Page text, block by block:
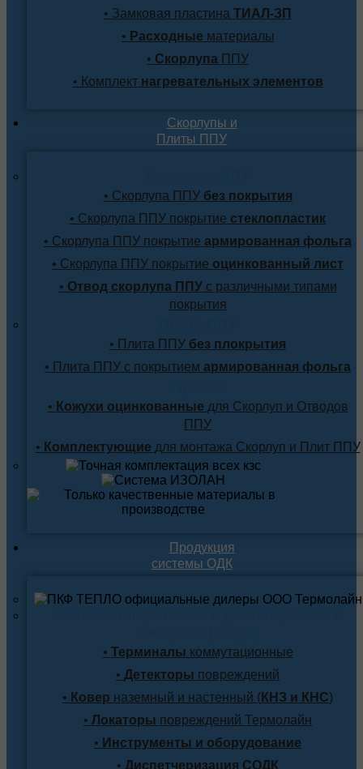
• Замковая пластина ТИАЛ-ЗП
• Расходные материалы
• Скорлупа ППУ
• Комплектнагревательных элементов
Скорлупы и
Плиты ППУ
• Скорлупа ППУбез покрытия
• Скорлупа ППУ покрытие стеклопластик
• Скорлупа ППУ покрытие армированная фольга
• Скорлупа ППУ покрытие оцинкованный лист
• Отвод скорлупа ППУс различными типами
покрытия
• Плита ППУ без плокрытия
• Плита ППУ с покрытием армированная фольга
• Кожухи оцинкованные для Скорлуп и Отводов
ППУ
• Комплектующие для монтажа Скорлуп и Плит ППУ
Продукция
системы ОДК
• Терминалы коммутационные
• Детекторы повреждений
• Ковер наземный и настенный (КНЗ и КНС)
• Локаторы повреждений Термолайн
• Инструменты и оборудование
• Диспетчеризация СОДК